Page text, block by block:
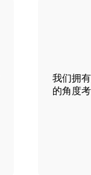
我们拥
的角度